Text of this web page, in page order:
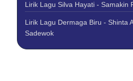
Lirik Lagu Silva Hayati - Samakin
Lirik Lagu Dermaga Biru - Shinta
Sadewok